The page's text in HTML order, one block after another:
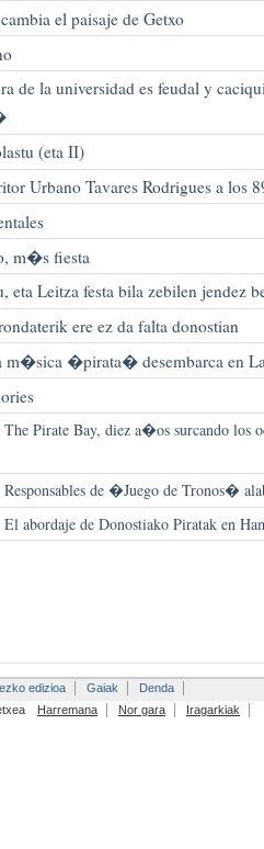
el paisaje de Getxo
de la universidad es feudal y
(eta II)
Urbano Tavares Rodrigues a los
m�s fiesta
eta Leitza festa bila zebilen jendez
ere ez da falta donostian
m�sica �pirata� desembarca en
The Pirate Bay, diez a�os surcando los
Responsables de �Juego de Tronos�
El abordaje de Donostiako Piratak en
edizioa Gaiak
Denda
Harremana Nor gara Iragarkiak